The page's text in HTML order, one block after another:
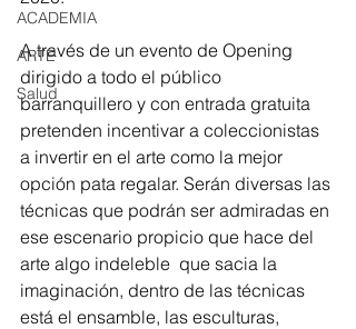
ACADEMIA
ARTE
Salud
A través de un evento de Opening
dirigido a todo el público
barranquillero y con entrada gratuita
pretenden incentivar a coleccionistas
a invertir en el arte como la mejor
opción pata regalar. Serán diversas las
técnicas que podrán ser admiradas en
ese escenario propicio que hace del
arte algo indeleble  que sacia la
imaginación, dentro de las técnicas
está el ensamble, las esculturas,